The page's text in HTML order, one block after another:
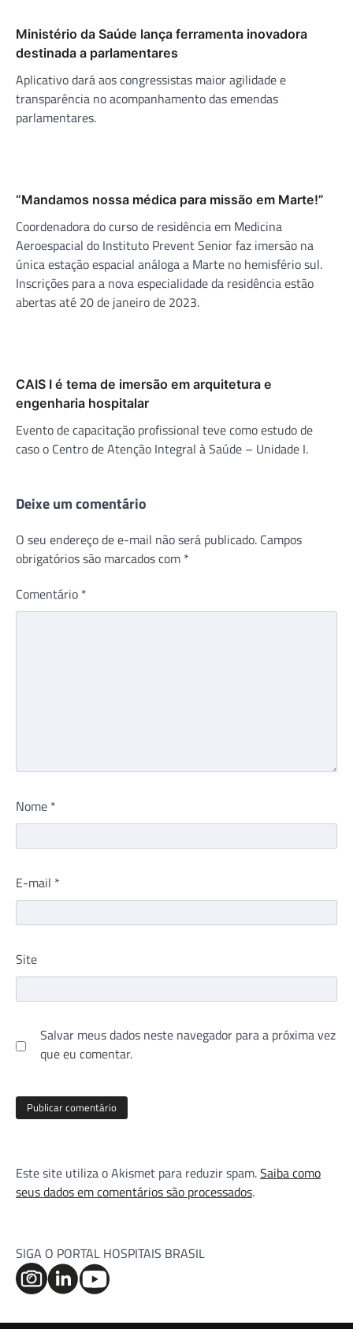
Ministério da Saúde lança ferramenta inovadora
destinada a parlamentares
Aplicativo dará aos congressistas maior agilidade e
transparência no acompanhamento das emendas
parlamentares.
“Mandamos nossa médica para missão em Marte!”
Coordenadora do curso de residência em Medicina
Aeroespacial do Instituto Prevent Senior faz imersão na
única estação espacial análoga a Marte no hemisfério sul.
Inscrições para a nova especialidade da residência estão
abertas até 20 de janeiro de 2023.
CAIS I é tema de imersão em arquitetura e
engenharia hospitalar
Evento de capacitação profissional teve como estudo de
caso o Centro de Atenção Integral à Saúde – Unidade I.
Deixe um comentário
O seu endereço de e-mail não será publicado. Campos
obrigatórios são marcados com *
Comentário *
Nome *
E-mail *
Site
Salvar meus dados neste navegador para a próxima vez
que eu comentar.
Este site utiliza o Akismet para reduzir spam.Saiba como
seus dados em comentários são processados.
SIGA O PORTAL HOSPITAIS BRASIL